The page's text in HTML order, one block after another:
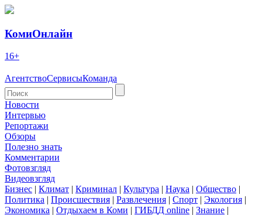
КомиОнлайн
16+
АгентствоСервисыКоманда
Новости
Интервью
Репортажи
Обзоры
Полезно знать
Комментарии
Фотовзгляд
Видеовзгляд
Бизнес | Климат | Криминал | Культура | Наука | Общество |
Политика | Происшествия | Развлечения | Спорт | Экология |
Экономика | Отдыхаем в Коми | ГИБДД online | Знание |